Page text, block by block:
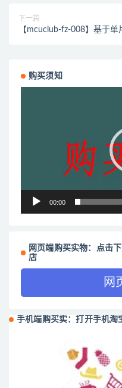
下一篇
【mcuclub-fz-008】基于单
购买须知
00:00
网页端购买实物：点击
店
网
手机端购买实：打开手机淘